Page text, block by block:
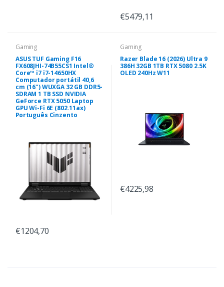
€5479,11
Gaming
ASUS TUF Gaming F16
FX608JHI-74B55CS1 Intel®
Core™ i7 i7-14650HX
Computador portátil 40,6
cm (16") WUXGA 32 GB DDR5-
SDRAM 1 TB SSD NVIDIA
GeForce RTX 5050 Laptop
GPU Wi-Fi 6E (802.11ax)
Português Cinzento
€1204,70
Gaming
Razer Blade 16 (2026) Ultra 9
386H 32GB 1TB RTX 5080 2.5K
OLED 240Hz W11
€4225,98